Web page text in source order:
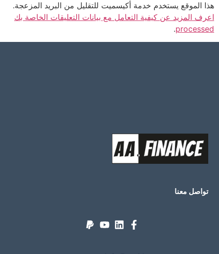
هذا الموقع يستخدم خدمة أكيسميت للتقليل من البريد المزعجة.
اعرف المزيد عن كيفية التعامل مع بيانات التعليقات الخاصة بك
processed
.
تواصل معنا